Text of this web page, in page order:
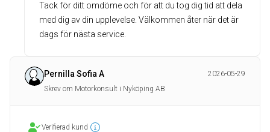
Tack för ditt omdöme och för att du tog dig tid att dela
med dig av din upplevelse. Välkommen åter när det är
dags för nästa service.
Pernilla Sofia A
2026-05-29
Skrev om Motorkonsult i Nyköping AB
Verifierad kund